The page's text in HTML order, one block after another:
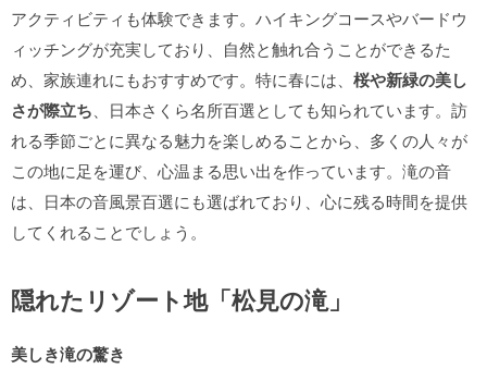
アクティビティも体験できます。ハイキングコースやバードウ
ィッチングが充実しており、自然と触れ合うことができるた
め、家族連れにもおすすめです。特に春には、 桜や新緑の美し
さが際立ち 、日本さくら名所百選としても知られています。訪
れる季節ごとに異なる魅力を楽しめることから、多くの人々が
この地に足を運び、心温まる思い出を作っています。滝の音
は、日本の音風景百選にも選ばれており、心に残る時間を提供
してくれることでしょう。
隠れたリゾート地「松見の滝」
美しき滝の驚き